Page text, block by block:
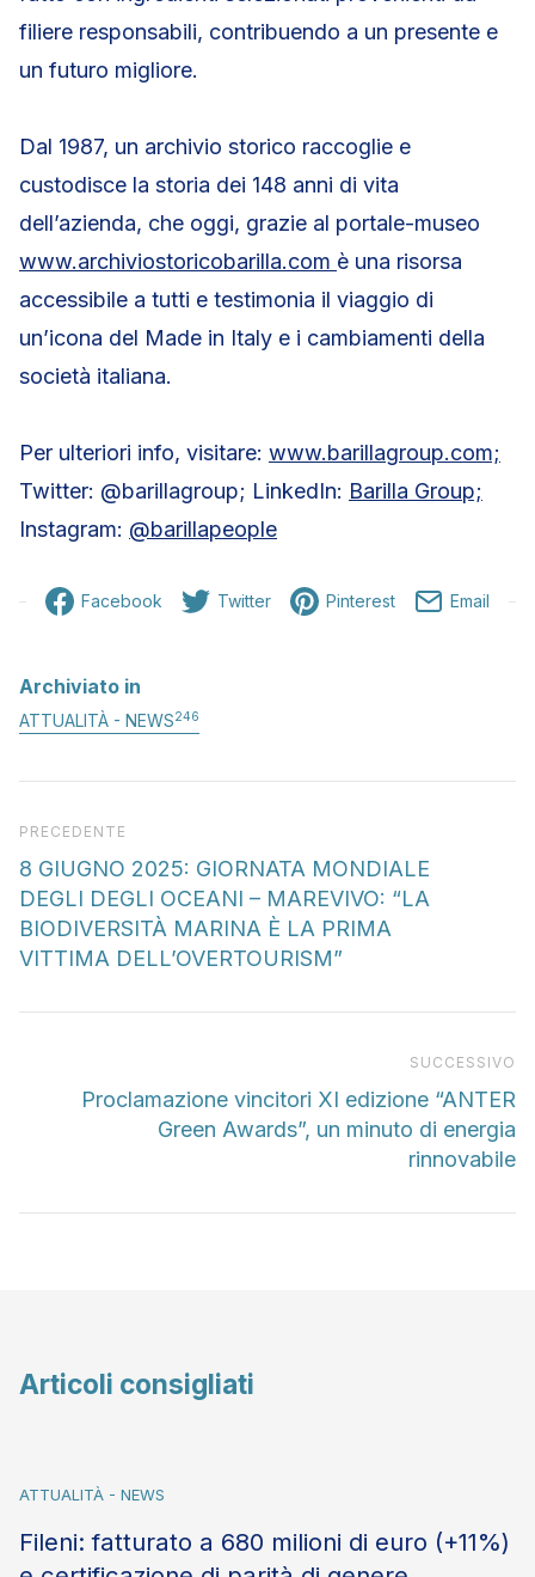
filiere responsabili, contribuendo a un presente e
un futuro migliore.
Dal 1987, un archivio storico raccoglie e
custodisce la storia dei 148 anni di vita
dell’azienda, che oggi, grazie al portale-museo
www.archiviostoricobarilla.com è una risorsa
accessibile a tutti e testimonia il viaggio di
un’icona del Made in Italy e i cambiamenti della
società italiana.
Per ulteriori info, visitare: www.barillagroup.com;
Twitter: @barillagroup; LinkedIn: Barilla Group;
Instagram: @barillapeople
Facebook Twitter Pinterest Email
Archiviato in
ATTUALITÀ - NEWS246
Articolo precedente
PRECEDENTE
8 GIUGNO 2025: GIORNATA MONDIALE
DEGLI DEGLI OCEANI – MAREVIVO: “LA
BIODIVERSITÀ MARINA È LA PRIMA
VITTIMA DELL’OVERTOURISM”
SUCCESSIVO
Proclamazione vincitori XI edizione “ANTER
Green Awards”, un minuto di energia
rinnovabile
Articoli consigliati
ATTUALITÀ - NEWS
Fileni: fatturato a 680 milioni di euro (+11%)